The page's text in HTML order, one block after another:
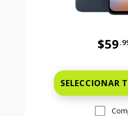
$59
SELECCIONAR